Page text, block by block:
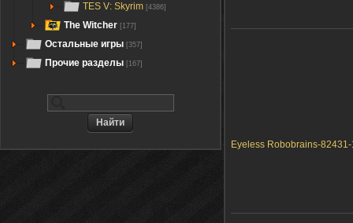
TES V: Skyrim [4386]
The Witcher [177]
Остальные игры [357]
Прочие разделы [167]
Eyeless Robobrains-